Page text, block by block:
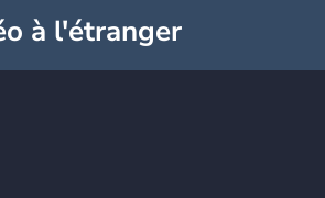
à l'étranger